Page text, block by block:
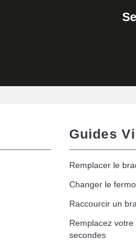
Guides
Remplacer le
Changer le
Raccourcir un
Remplacez
secondes